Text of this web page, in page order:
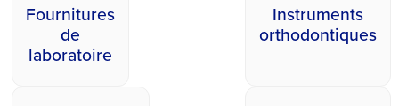
Fournitures
de
laboratoire
Instruments
orthodontiques